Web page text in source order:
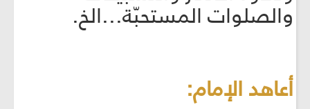
والصلوات المستحبّة...الخ.
أعاهد الإمام: